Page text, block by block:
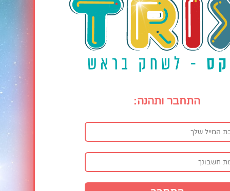
התחבר ותהנה: